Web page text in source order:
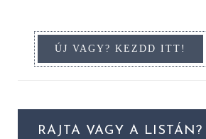
RAJTA VAGY A LISTÁN?